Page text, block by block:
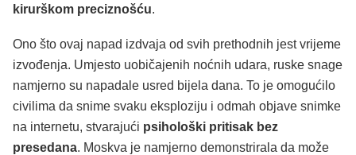
kirurškom preciznošću.
Ono što ovaj napad izdvaja od svih prethodnih jest vrijeme
izvođenja. Umjesto uobičajenih noćnih udara, ruske snage
namjerno su napadale usred bijela dana. To je omogućilo
civilima da snime svaku eksploziju i odmah objave snimke
na internetu, stvarajući psihološki pritisak bez
presedana. Moskva je namjerno demonstrirala da može